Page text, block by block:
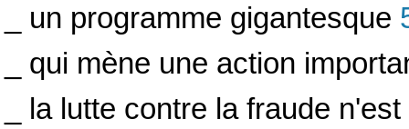
_ un programme gigantesque
_ qui mène une action
_ la lutte contre la fraude